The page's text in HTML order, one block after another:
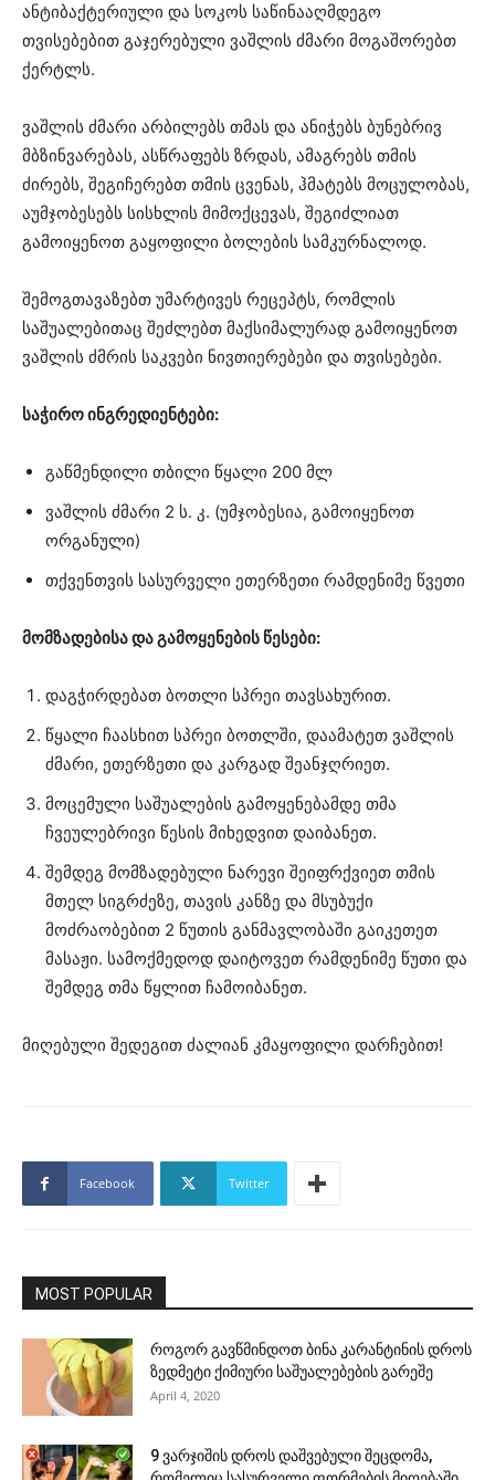
ანტიბაქტერიული და სოკოს საწინააღმდეგო
თვისებებით გაჯერებული ვაშლის ძმარი მოგაშორებთ
ქერტლს.
ვაშლის ძმარი არბილებს თმას და ანიჭებს ბუნებრივ
მბზინვარებას, ასწრაფებს ზრდას, ამაგრებს თმის
ძირებს, შეგიჩერებთ თმის ცვენას, ჰმატებს მოცულობას,
აუმჯობესებს სისხლის მიმოქცევას, შეგიძლიათ
გამოიყენოთ გაყოფილი ბოლების სამკურნალოდ.
შემოგთავაზებთ უმარტივეს რეცეპტს, რომლის
საშუალებითაც შეძლებთ მაქსიმალურად გამოიყენოთ
ვაშლის ძმრის საკვები ნივთიერებები და თვისებები.
საჭირო ინგრედიენტები:
გაწმენდილი თბილი წყალი 200 მლ
ვაშლის ძმარი 2 ს. კ. (უმჯობესია, გამოიყენოთ
ორგანული)
თქვენთვის სასურველი ეთერზეთი რამდენიმე წვეთი
მომზადებისა და გამოყენების წესები:
დაგჭირდებათ ბოთლი სპრეი თავსახურით.
წყალი ჩაასხით სპრეი ბოთლში, დაამატეთ ვაშლის
ძმარი, ეთერზეთი და კარგად შეანჯღრიეთ.
მოცემული საშუალების გამოყენებამდე თმა
ჩვეულებრივი წესის მიხედვით დაიბანეთ.
შემდეგ მომზადებული ნარევი შეიფრქვიეთ თმის
მთელ სიგრძეზე, თავის კანზე და მსუბუქი
მოძრაობებით 2 წუთის განმავლობაში გაიკეთეთ
მასაჟი. სამოქმედოდ დაიტოვეთ რამდენიმე წუთი და
შემდეგ თმა წყლით ჩამოიბანეთ.
მიღებული შედეგით ძალიან კმაყოფილი დარჩებით!
Facebook Twitter
MOST POPULAR
როგორ გავწმინდოთ ბინა კარანტინის დროს
ზედმეტი ქიმიური საშუალებების გარეშე
April 4, 2020
9 ვარჯიშის დროს დაშვებული შეცდომა,